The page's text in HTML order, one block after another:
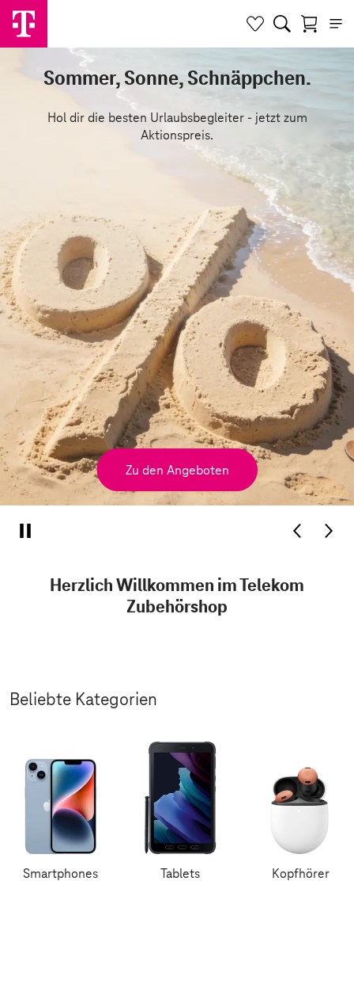
Sommer, Sonne, Schnäppchen.
Hol dir die besten Urlaubsbegleiter - jetzt zum
Aktionspreis.
Zu den Angeboten
Herzlich Willkommen im Telekom
Zubehörshop
Beliebte Kategorien
Smartphones Tablets Kopfhörer